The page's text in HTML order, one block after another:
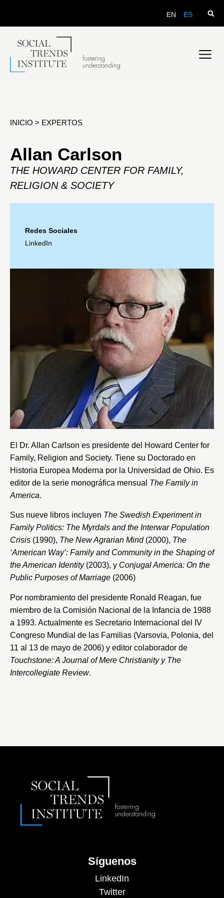
EN ES
INICIO > EXPERTOS
Allan Carlson
THE HOWARD CENTER FOR FAMILY,
RELIGION & SOCIETY
Redes Sociales
LinkedIn
El Dr. Allan Carlson es presidente del Howard Center for
Family, Religion and Society. Tiene su Doctorado en
Historia Europea Moderna por la Universidad de Ohio. Es
editor de la serie monográfica mensual The Family in
America.
Sus nueve libros incluyen The Swedish Experiment in
Family Politics: The Myrdals and the Interwar Population
Crisis (1990), The New Agrarian Mind (2000), The
‘American Way’: Family and Community in the Shaping of
the American Identity (2003), y Conjugal America: On the
Public Purposes of Marriage (2006)
Por nombramiento del presidente Ronald Reagan, fue
miembro de la Comisión Nacional de la Infancia de 1988
a 1993. Actualmente es Secretario Internacional del IV
Congreso Mundial de las Familias (Varsovia, Polonia, del
11 al 13 de mayo de 2006) y editor colaborador de
Touchstone: A Journal of Mere Christianityy The
Intercollegiate Review.
Síguenos
LinkedIn
Twitter